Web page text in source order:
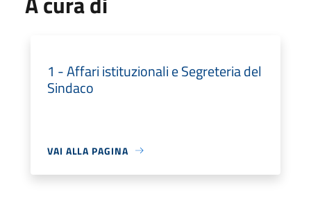
1 - Affari istituzionali e Segreteria del
Sindaco
VAI ALLA PAGINA